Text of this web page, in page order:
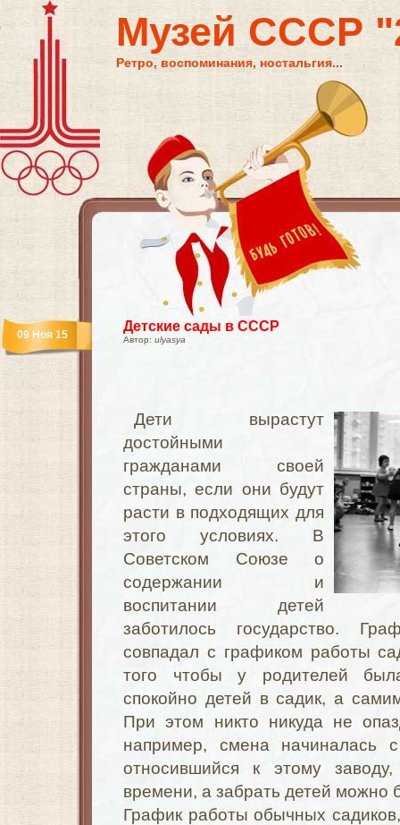
Музей СССР
Ретро, воспоминания, ностальгия...
Детские сады в СССР
Автор: ulyasya
09 Ноя 15
Дети вырастут
достойными
гражданами своей
страны, если они будут
расти в подходящих для
этого условиях. В
Советском Союзе о
содержании и
воспитании детей
заботилось государство.
совпадал с графиком работы
того чтобы у родителей
спокойно детей в садик, а
При этом никто никуда не
например, смена начиналась
относившийся к этому
времени, а забрать детей можно
График работы обычных